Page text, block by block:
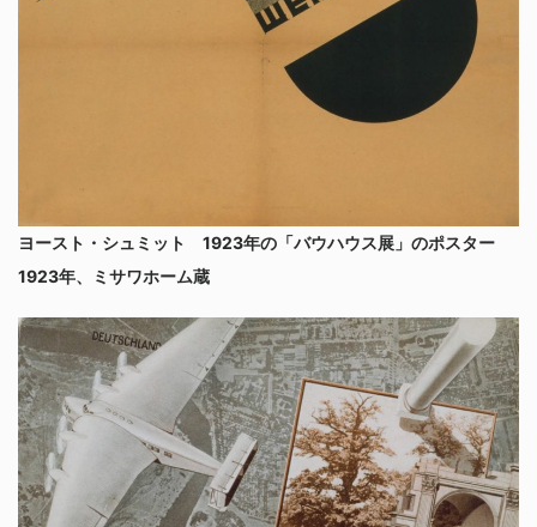
ヨースト・シュミット 1923年の「バウハウス展」のポスター
1923年、ミサワホーム蔵